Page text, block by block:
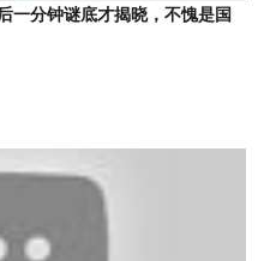
一分钟谜底才揭晓，不愧是国